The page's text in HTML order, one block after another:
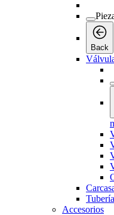
Back
Accesorios